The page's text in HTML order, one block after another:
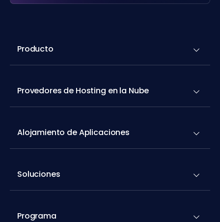
Producto
Provedores de Hosting en la Nube
Alojamiento de Aplicaciones
Soluciones
Programa